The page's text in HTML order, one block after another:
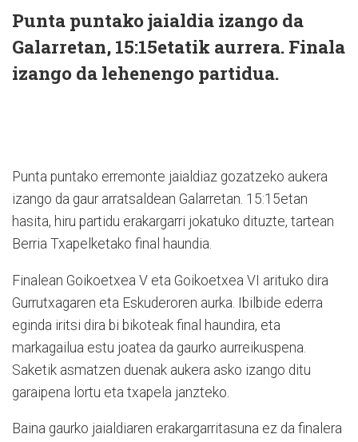
Punta puntako jaialdia izango da
Galarretan, 15:15etatik aurrera. Finala
izango da lehenengo partidua.
Punta puntako erremonte jaialdiaz gozatzeko aukera
izango da gaur arratsaldean Galarretan. 15:15etan
hasita, hiru partidu erakargarri jokatuko dituzte, tartean
Berria Txapelketako final haundia.
Finalean Goikoetxea V eta Goikoetxea VI arituko dira
Gurrutxagaren eta Eskuderoren aurka. Ibilbide ederra
eginda iritsi dira bi bikoteak final haundira, eta
markagailua estu joatea da gaurko aurreikuspena.
Saketik asmatzen duenak aukera asko izango ditu
garaipena lortu eta txapela janzteko.
Baina gaurko jaialdiaren erakargarritasuna ez da finalera